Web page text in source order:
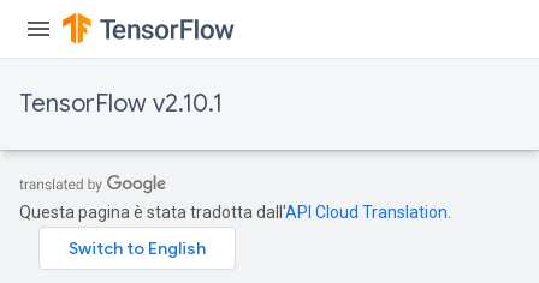
TensorFlow v2.10.1
Questa pagina è stata tradotta dall'API Cloud Translation